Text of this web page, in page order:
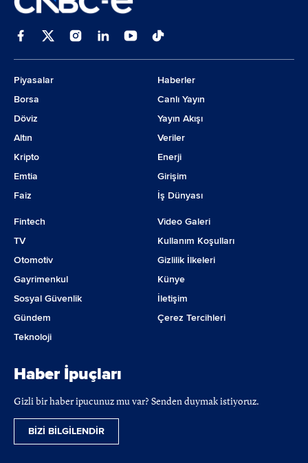
Piyasalar
Borsa
Döviz
Altın
Kripto
Emtia
Faiz
Haberler
Canlı Yayın
Yayın Akışı
Veriler
Enerji
Girişim
İş Dünyası
Fintech
TV
Otomotiv
Gayrimenkul
Sosyal Güvenlik
Gündem
Teknoloji
Video Galeri
Kullanım Koşulları
Gizlilik İlkeleri
Künye
İletişim
Çerez Tercihleri
Haber İpuçları
Gizli bir haber ipucunuz mu var? Senden duymak istiyoruz.
BİZİ BİLGİLENDİR